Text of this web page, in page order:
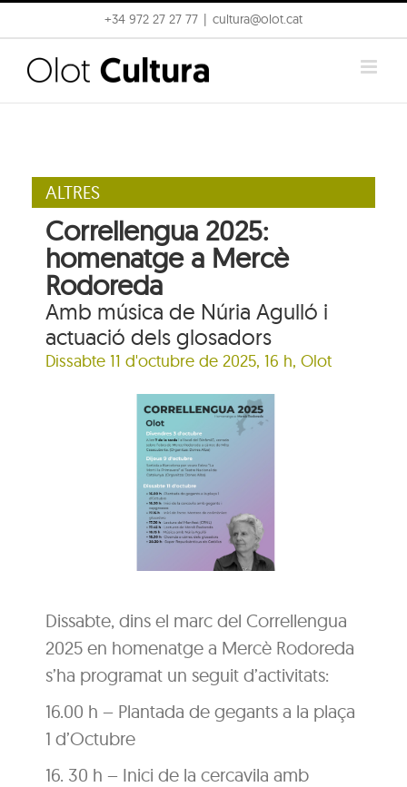
to
content
+34 972 27 27 77 cultura@olot.cat
ALTRES
Correllengua 2025:
homenatge a Mercè
Rodoreda
Amb música de Núria Agulló i
actuació dels glosadors
Dissabte 11 d'octubre de 2025, 16 h, Olot
Dissabte, dins el marc del Correllengua
2025 en homenatge a Mercè Rodoreda
s’ha programat un seguit d’activitats:
16.00 h – Plantada de gegants a la plaça
1 d’Octubre
16. 30 h – Inici de la cercavila amb